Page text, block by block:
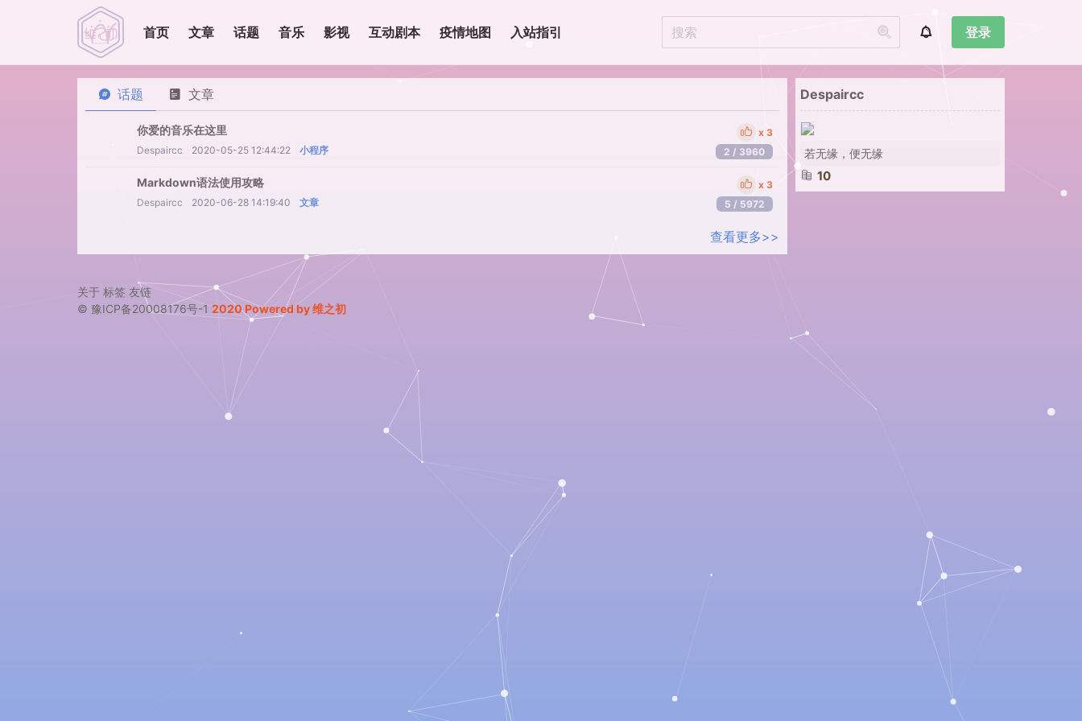
首页 文章 话题 音乐 影视 互动剧本 疫情地图 入站指引 登录
话题 文章
你爱的音乐在这里
Despaircc 2020-05-25 12:44:22 小程序
3
2 / 3960
Markdown语法使用攻略
Despaircc 2020-06-28 14:19:40 文章
3
5 / 5972
查看更多>>
Despaircc
若无缘，便无缘
10
关于 标签 友链
© 豫ICP备20008176号-1 2020 Powered by 维之初